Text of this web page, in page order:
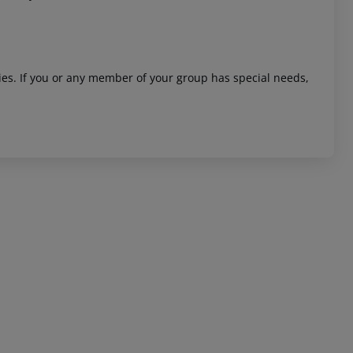
If you or any member of your group has special needs,